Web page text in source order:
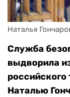
Наталья
Служба
выдворила
Наталью